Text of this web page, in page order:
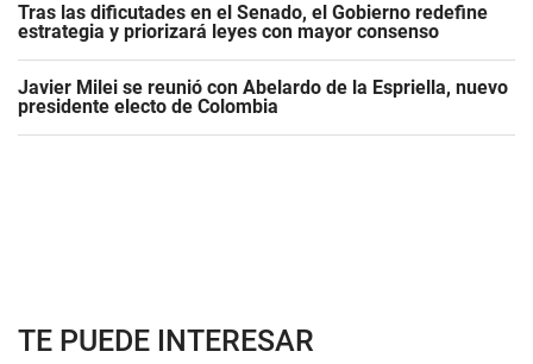
Tras las dificutades en el Senado, el Gobierno redefine
estrategia y priorizará leyes con mayor consenso
Javier Milei se reunió con Abelardo de la Espriella, nuevo
presidente electo de Colombia
TE PUEDE INTERESAR